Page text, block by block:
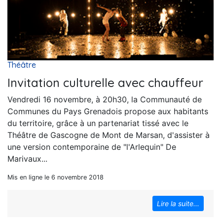
Théâtre
Invitation culturelle avec chauffeur
Vendredi 16 novembre, à 20h30, la Communauté de
Communes du Pays Grenadois propose aux habitants
du territoire, grâce à un partenariat tissé avec le
Théâtre de Gascogne de Mont de Marsan, d'assister à
une version contemporaine de "l'Arlequin" De
Marivaux...
Mis en ligne le 6 novembre 2018
Lire la suite...